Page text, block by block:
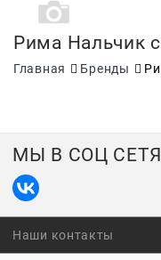
Рима Нальчик
Главная Бренды
МЫ В СОЦ
Наши контакты